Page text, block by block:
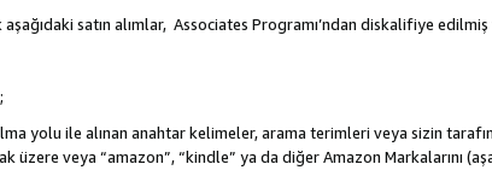
satın alımlar, Associates Programı’ndan diskalifiye
yolu ile alınan anahtar kelimeler, arama terimleri veya sizin
üzere veya “amazon”, “kindle” ya da diğer Amazon Markalarını